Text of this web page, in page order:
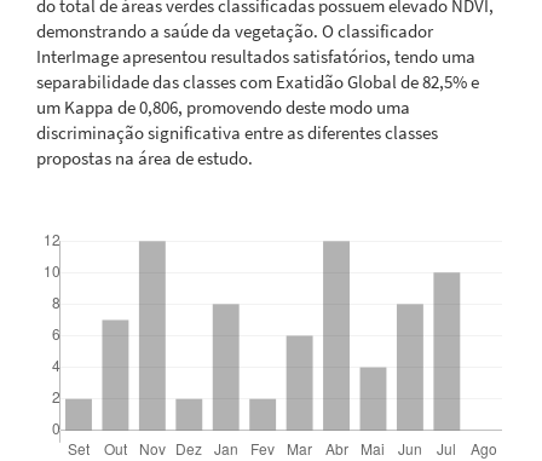
do total de áreas verdes classificadas possuem elevado NDVI,
demonstrando a saúde da vegetação. O classificador
InterImage apresentou resultados satisfatórios, tendo uma
separabilidade das classes com Exatidão Global de 82,5% e
um Kappa de 0,806, promovendo deste modo uma
discriminação significativa entre as diferentes classes
propostas na área de estudo.